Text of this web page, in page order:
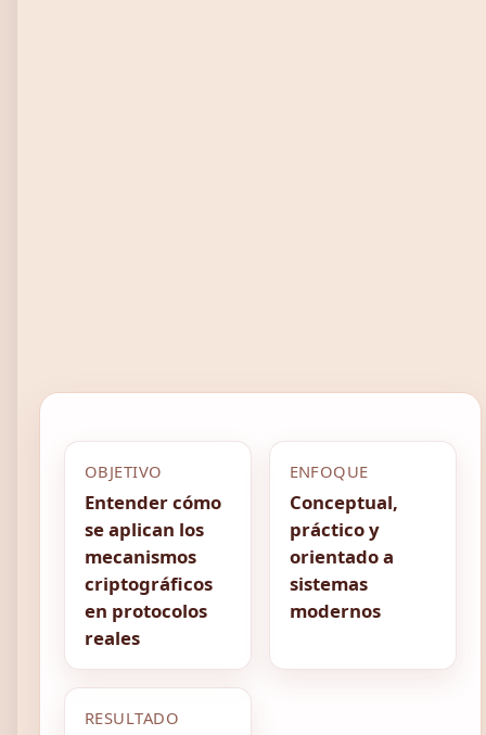
OBJETIVO
Entender cómo
se aplican los
mecanismos
criptográficos
en protocolos
reales
ENFOQUE
Conceptual,
práctico y
orientado a
sistemas
modernos
RESULTADO